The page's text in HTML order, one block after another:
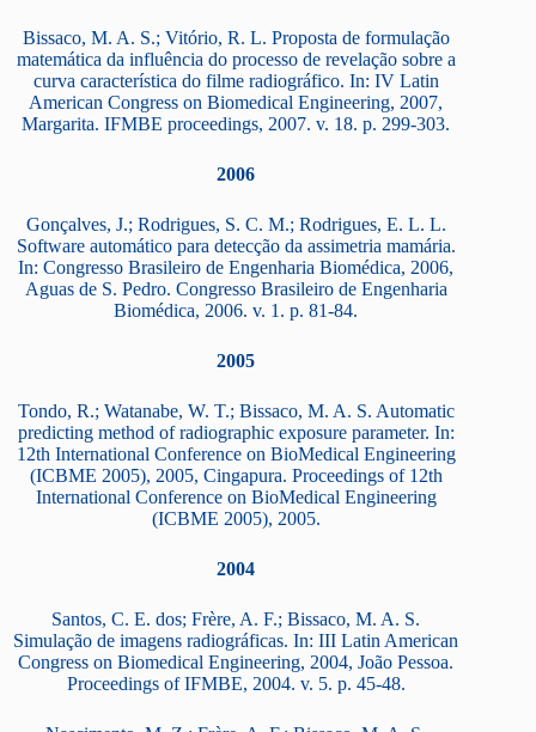
Bissaco, M. A. S.; Vitório, R. L. Proposta de formulação
matemática da influência do processo de revelação sobre a
curva característica do filme radiográfico. In: IV Latin
American Congress on Biomedical Engineering, 2007,
Margarita. IFMBE proceedings, 2007. v. 18. p. 299-303.
2006
Gonçalves, J.; Rodrigues, S. C. M.; Rodrigues, E. L. L.
Software automático para detecção da assimetria mamária.
In: Congresso Brasileiro de Engenharia Biomédica, 2006,
Aguas de S. Pedro. Congresso Brasileiro de Engenharia
Biomédica, 2006. v. 1. p. 81-84.
2005
Tondo, R.; Watanabe, W. T.; Bissaco, M. A. S. Automatic
predicting method of radiographic exposure parameter. In:
12th International Conference on BioMedical Engineering
(ICBME 2005), 2005, Cingapura. Proceedings of 12th
International Conference on BioMedical Engineering
(ICBME 2005), 2005.
2004
Santos, C. E. dos; Frère, A. F.; Bissaco, M. A. S.
Simulação de imagens radiográficas. In: III Latin American
Congress on Biomedical Engineering, 2004, João Pessoa.
Proceedings of IFMBE, 2004. v. 5. p. 45-48.